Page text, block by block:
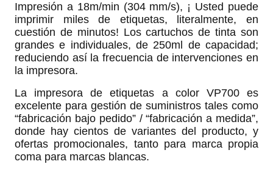
Impresión a 18m/min (304 mm/s), ¡ Usted puede
imprimir miles de etiquetas, literalmente, en
cuestión de minutos! Los cartuchos de tinta son
grandes e individuales, de 250ml de capacidad;
reduciendo así la frecuencia de intervenciones en
la impresora.
La impresora de etiquetas a color VP700 es
excelente para gestión de suministros tales como
“fabricación bajo pedido” / “fabricación a medida”,
donde hay cientos de variantes del producto, y
ofertas promocionales, tanto para marca propia
coma para marcas blancas.